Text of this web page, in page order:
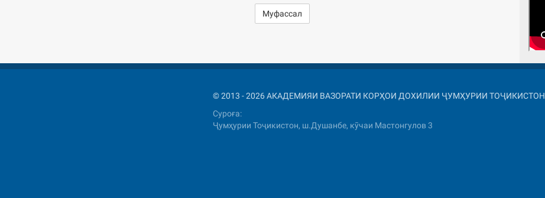
Муфассал
© 2013 - 2026 АКАДЕМИЯИ ВАЗОРАТИ КОРҲОИ ДОХИЛИИ ҶУМҲУРИИ ТОҶИКИСТОН
Суроға:
Ҷумҳурии Тоҷикистон, ш.Душанбе, кӯчаи Мастонгулов 3